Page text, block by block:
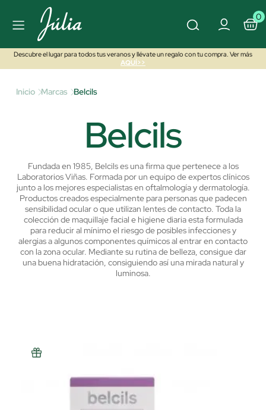
0
Descubre el lugar para todos tus veranos y llévate un regalo con tu compra. Ver más
AQUÍ>>
Inicio Marcas Belcils
Belcils
Fundada en 1985, Belcils es una firma que pertenece a los
Laboratorios Viñas. Formada por un equipo de expertos clínicos
junto a los mejores especialistas en oftalmología y dermatología.
Productos creados especialmente para personas que padecen
sensibilidad ocular o que utilizan lentes de contacto. Toda la
colección de maquillaje facial e higiene diaria esta formulada
para reducir al mínimo el riesgo de posibles infecciones y
alergias a algunos componentes químicos al entrar en contacto
con la zona ocular. Mediante su rutina de belleza, consigue dar
una buena hidratación, consiguiendo así una mirada natural y
luminosa.